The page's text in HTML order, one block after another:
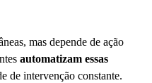
mas depende de ação
automatizam essas
de intervenção constante.